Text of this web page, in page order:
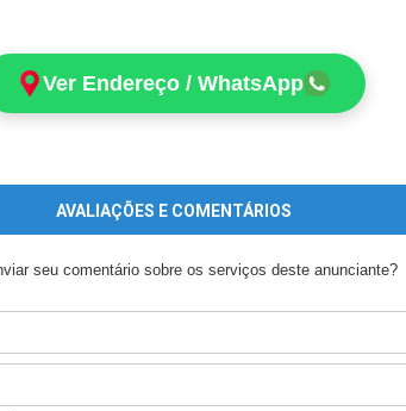
Ver Endereço / WhatsApp
AVALIAÇÕES E COMENTÁRIOS
seu comentário sobre os serviços deste anunciante?